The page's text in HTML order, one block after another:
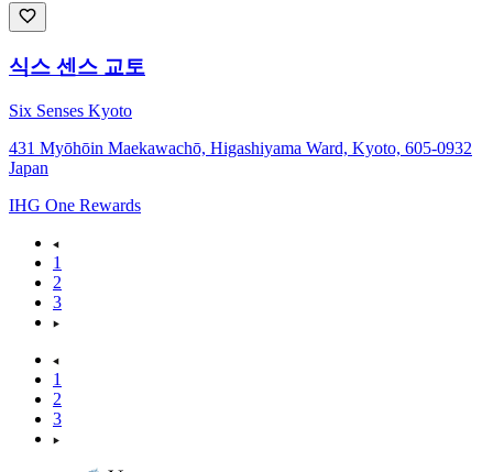
식스 센스 교토
Six Senses Kyoto
431 Myōhōin Maekawachō, Higashiyama Ward, Kyoto, 605-0932
Japan
IHG One Rewards
1
2
3
1
2
3